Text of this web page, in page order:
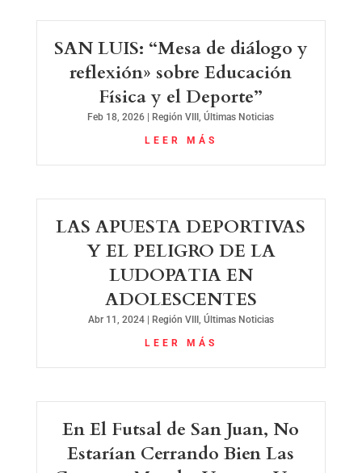
SAN LUIS: “Mesa de diálogo y
reflexión» sobre Educación
Física y el Deporte”
Feb 18, 2026 Región VIII,Últimas Noticias
LEER MÁS
LAS APUESTA DEPORTIVAS
Y EL PELIGRO DE LA
LUDOPATIA EN
ADOLESCENTES
Abr 11, 2024| Región VIII , Últimas Noticias
LEER MÁS
En El Futsal de San Juan, No
Estarían Cerrando Bien Las